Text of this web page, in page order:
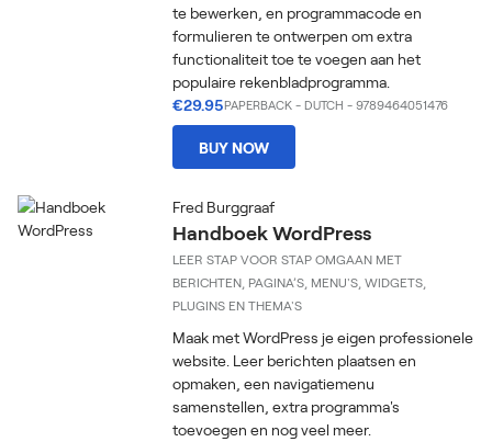
te bewerken, en programmacode en
formulieren te ontwerpen om extra
functionaliteit toe te voegen aan het
populaire rekenbladprogramma.
€29.95PAPERBACK - DUTCH - 9789464051476
BUY NOW
Fred Burggraaf
Handboek WordPress
LEER STAP VOOR STAP OMGAAN MET
BERICHTEN, PAGINA’S, MENU'S, WIDGETS,
PLUGINS EN THEMA'S
Maak met WordPress je eigen professionele
website. Leer berichten plaatsen en
opmaken, een navigatiemenu
samenstellen, extra programma's
toevoegen en nog veel meer.